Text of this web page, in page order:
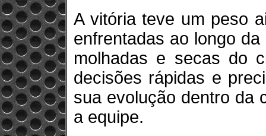
A vitória teve um peso
enfrentadas ao longo
molhadas e secas do
decisões rápidas e
sua evolução dentro da
a equipe.